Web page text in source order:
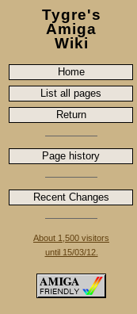
Tygre's
Amiga
Wiki
Home
List all pages
Return
Page history
Recent Changes
About 1,500 visitors
until 15/03/12.